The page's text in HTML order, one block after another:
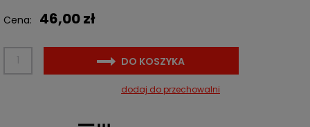
Cena: 46,00 zł
DO KOSZYKA
dodaj do przechowalni